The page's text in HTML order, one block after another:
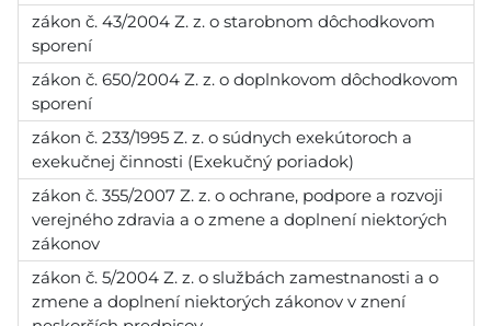
zákon č. 43/2004 Z. z. o starobnom dôchodkovom
sporení
zákon č. 650/2004 Z. z. o doplnkovom dôchodkovom
sporení
zákon č. 233/1995 Z. z. o súdnych exekútoroch a
exekučnej činnosti (Exekučný poriadok)
zákon č. 355/2007 Z. z. o ochrane, podpore a rozvoji
verejného zdravia a o zmene a doplnení niektorých
zákonov
zákon č. 5/2004 Z. z. o službách zamestnanosti a o
zmene a doplnení niektorých zákonov v znení